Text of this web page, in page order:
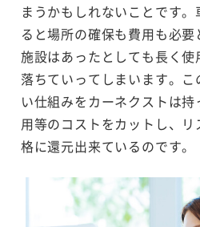
まうかもしれないことです
ると場所の確保も費用も必
施設はあったとしても長く
落ちていってしまいます。
い仕組みをカーネクストは
用等のコストをカットし、
格に還元出来ているのです。